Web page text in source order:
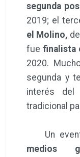
segunda
2019; el
el Molino,
fue finalista
2020.
segunda y
interés del
tradicional
Un
medios